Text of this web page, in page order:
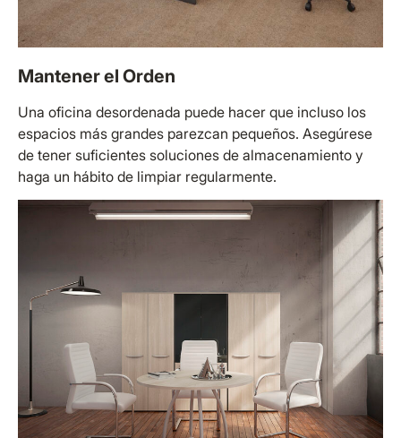
Mantener el Orden
Una oficina desordenada puede hacer que incluso los
espacios más grandes parezcan pequeños. Asegúrese
de tener suficientes soluciones de almacenamiento y
haga un hábito de limpiar regularmente.